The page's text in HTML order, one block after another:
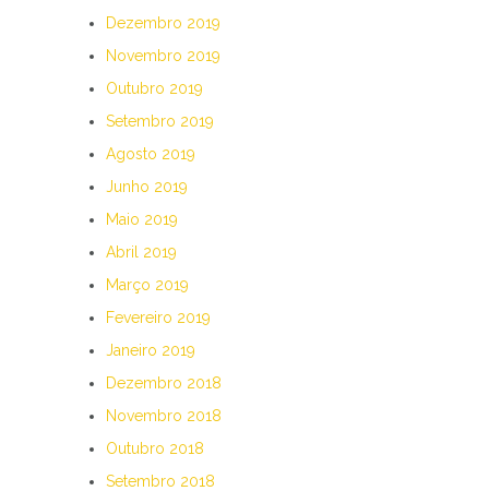
Dezembro 2019
Novembro 2019
Outubro 2019
Setembro 2019
Agosto 2019
Junho 2019
Maio 2019
Abril 2019
Março 2019
Fevereiro 2019
Janeiro 2019
Dezembro 2018
Novembro 2018
Outubro 2018
Setembro 2018